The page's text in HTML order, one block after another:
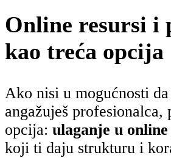
Online resursi i
kao treća opcija
Ako nisi u mogućnosti
angažuješ profesionalca,
opcija: ulaganje u
koji ti daju strukturu i